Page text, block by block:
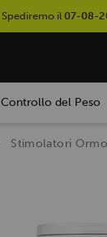
Spediremo il07-08-
Controllo del Peso
Stimolatori